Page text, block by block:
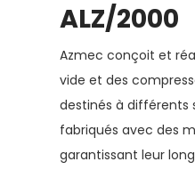
ALZ/2000
Azmec conçoit et
vide et des
destinés à différents
fabriqués avec des
garantissant leur